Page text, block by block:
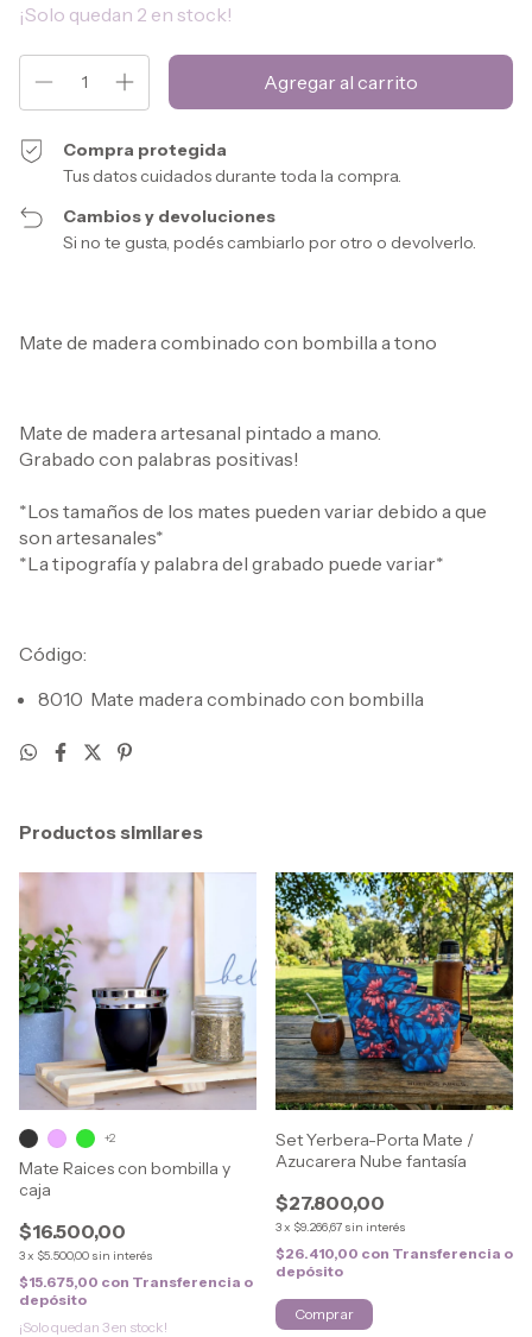
¡Solo quedan 2 en stock!
Compra protegida
Tus datos cuidados durante toda la compra.
Cambios y devoluciones
Si no te gusta, podés cambiarlo por otro o devolverlo.
Mate de madera combinado con bombilla a tono
Mate de madera artesanal pintado a mano.
Grabado con palabras positivas!
*Los tamaños de los mates pueden variar debido a que
son artesanales*
*La tipografía y palabra del grabado puede variar*
Código:
8010 Mate madera combinado con bombilla
Productos similares
Mate Raices con bombilla y
caja
$16.500,00
3x $5.500,00 sin interés
$15.675,00 con Transferencia o
depósito
¡Solo quedan 3en stock!
+2
Set Yerbera-Porta Mate /
Azucarera Nube fantasía
$27.800,00
3x $9.266,67 sin interés
$26.410,00 con Transferencia o
depósito